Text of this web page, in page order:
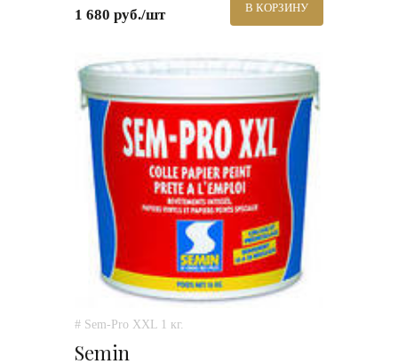
1 680 руб./шт В КОРЗИНУ
# Sem-Pro XXL 1 кг.
Semin